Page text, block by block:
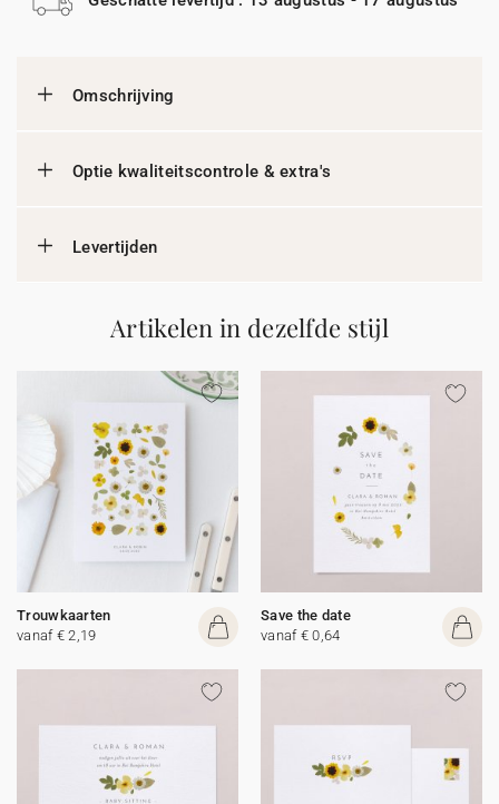
Omschrijving
Optie kwaliteitscontrole & extra's
Levertijden
Artikelen in dezelfde stijl
Trouwkaarten
vanaf € 2,19
Save the date
vanaf € 0,64